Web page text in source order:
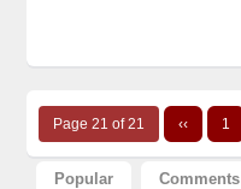
Page 21 of 21 ‹‹ 1
Popular Comments